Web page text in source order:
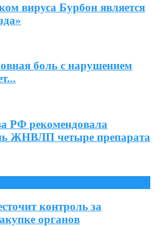
вируса Бурбон является
боль с нарушением
РФ рекомендовала
ЖНВЛП четыре препарата
контроль за
органов